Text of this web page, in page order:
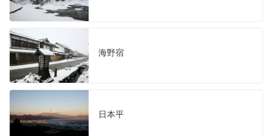
海野宿
日本平